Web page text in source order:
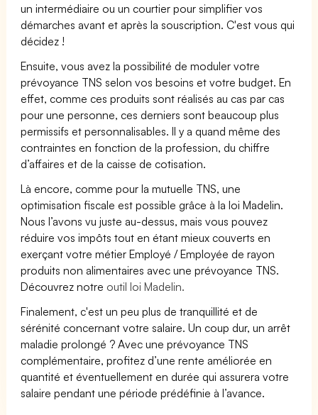
un intermédiaire ou un courtier pour simplifier vos
démarches avant et après la souscription. C'est vous qui
décidez !
Ensuite, vous avez la possibilité de moduler votre
prévoyance TNS selon vos besoins et votre budget. En
effet, comme ces produits sont réalisés au cas par cas
pour une personne, ces derniers sont beaucoup plus
permissifs et personnalisables. Il y a quand même des
contraintes en fonction de la profession, du chiffre
d’affaires et de la caisse de cotisation.
Là encore, comme pour la mutuelle TNS, une
optimisation fiscale est possible grâce à la loi Madelin.
Nous l’avons vu juste au-dessus, mais vous pouvez
réduire vos impôts tout en étant mieux couverts en
exerçant votre métier Employé / Employée de rayon
produits non alimentaires avec une prévoyance TNS.
Découvrez notre outil loi Madelin.
Finalement, c'est un peu plus de tranquillité et de
sérénité concernant votre salaire. Un coup dur, un arrêt
maladie prolongé ? Avec une prévoyance TNS
complémentaire, profitez d’une rente améliorée en
quantité et éventuellement en durée qui assurera votre
salaire pendant une période prédéfinie à l’avance.